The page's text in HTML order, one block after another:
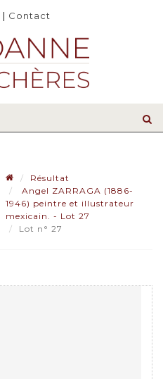
| Contact
Résultat
Angel ZARRAGA (1886-
1946) peintre et illustrateur
mexicain. - Lot 27
Lot n° 27